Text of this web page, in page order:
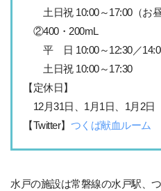
土日祝 10:00～17:00（お昼
②400・200mL
平 日 10:00～12:30／
土日祝 10:00～17:30
【定休日】
12月31日、1月1日、1月2日
【Twitter】 つくば献血ルーム
水戸の施設は常磐線の水戸駅、